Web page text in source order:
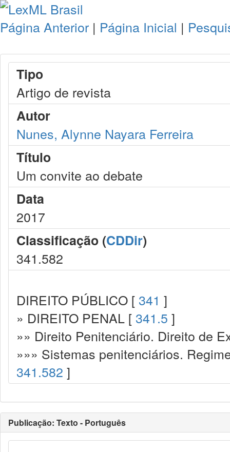
Página Anterior | Página Inicial |
Tipo
Artigo de revista
Autor
Nunes, Alynne Nayara Ferreira
Título
Um convite ao debate
Data
2017
Classificação (CDDir)
341.582
DIREITO PÚBLICO [ 341 ]
» DIREITO PENAL [ 341.5 ]
»» Direito Penitenciário. Direito de
»»» Sistemas penitenciários.
341.582 ]
Publicação: Texto - Português